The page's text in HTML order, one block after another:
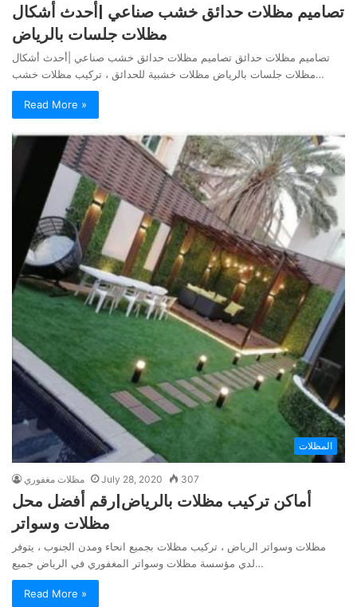
تصاميم مظلات حدائق خشب صناعي |أحدث أشكال
مظلات جلسات بالرياض
تصاميم مظلات حدائق تصاميم مظلات حدائق خشب صناعي |أحدث أشكال
مظلات جلسات بالرياض مظلات خشبية للحدائق ، تركيب مظلات خشب…
Read More »
المظلات
مظلات مغفوري July 28, 2020 307
أماكن تركيب مظلات بالرياض|رقم أفضل محل
مظلات وسواتر
مظلات وسواتر الرياض ، تركيب مظلات بجميع انحاء ومدن الجنوب ، يتوفر
لدي مؤسسة مظلات وسواتر المغفوري في الرياض جميع…
Read More »